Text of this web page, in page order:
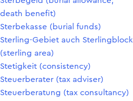
death benefit)
Sterbekasse (burial funds)
Sterling-Gebiet auch Sterlingblock
(sterling area)
Stetigkeit (consistency)
Steuerberater (tax adviser)
Steuerberatung (tax consultancy)